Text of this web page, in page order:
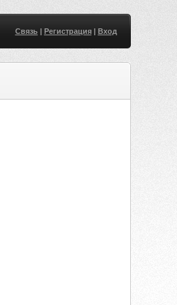
Связь| Регистрация| Вход